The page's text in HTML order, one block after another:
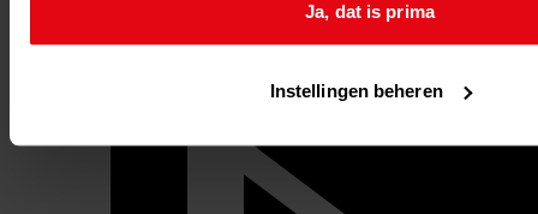
Ja, dat is prima
Instellingen beheren